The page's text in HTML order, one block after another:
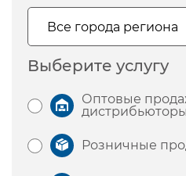
Выберите услугу
Оптовые
Розничные